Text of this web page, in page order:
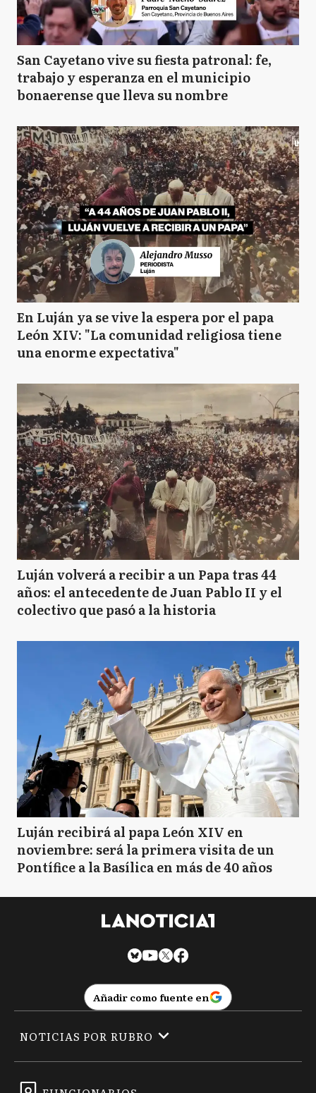
San Cayetano vive su fiesta patronal: fe,
trabajo y esperanza en el municipio
bonaerense que lleva su nombre
En Luján ya se vive la espera por el papa
León XIV: "La comunidad religiosa tiene
una enorme expectativa"
Luján volverá a recibir a un Papa tras 44
años: el antecedente de Juan Pablo II y el
colectivo que pasó a la historia
Luján recibirá al papa León XIV en
noviembre: será la primera visita de un
Pontífice a la Basílica en más de 40 años
Añadir como fuente en
NOTICIAS POR RUBRO